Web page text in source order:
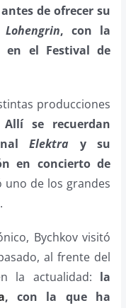
de ofrecer su
Lohengrin, con la
en el Festival de
producciones
Allí se recuerdan
Elektra y su
en concierto de
de los grandes
Bychkov visitó
al frente del
la actualidad: la
, con la que ha